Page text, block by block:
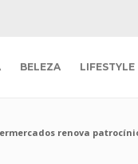
BELEZA LIFESTYLE
renova